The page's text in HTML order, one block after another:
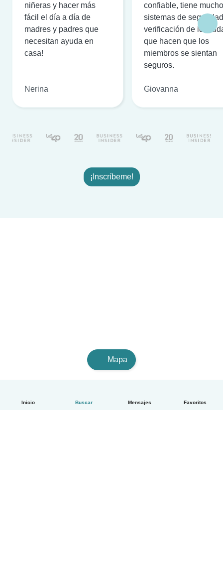
Inicio Buscar Mensajes Favoritos
niñeras y hacer más
fácil el día a día de
madres y padres que
necesitan ayuda en
casa!
Nerina
confiable, tiene
sistemas de
verificación de
que hacen que los
miembros se sientan
seguros.
Giovanna
¡Inscríbeme!
Mapa